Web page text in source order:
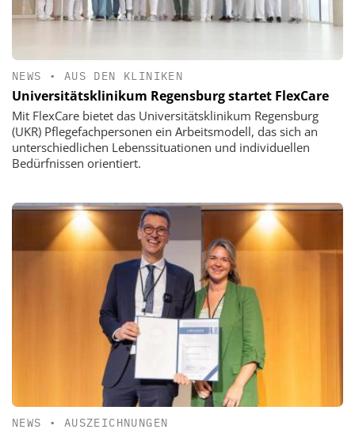
NEWS • AUS DEN KLINIKEN
Universitätsklinikum Regensburg startet FlexCare
Mit FlexCare bietet das Universitätsklinikum Regensburg
(UKR) Pflegefachpersonen ein Arbeitsmodell, das sich an
unterschiedlichen Lebenssituationen und individuellen
Bedürfnissen orientiert.
NEWS • AUSZEICHNUNGEN